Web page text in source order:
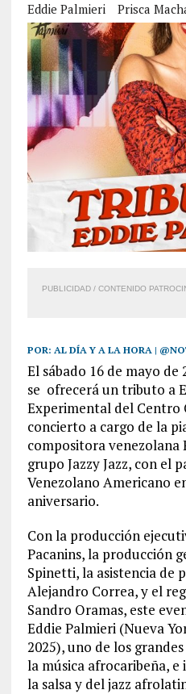
Eddie Palmieri
Prisca
PUBLICIDAD / CONTENIDO
POR: AL DÍA Y A LA HORA |
El sábado 16 de mayo de
se ofrecerá un tributo a
Experimental del Centro
concierto a cargo de la
compositora venezolana
grupo Jazzy Jazz, con el
Venezolano Americano
aniversario.
Con la producción
Pacanins, la producción
Spinetti, la asistencia de
Alejandro Correa, y el
Sandro Oramas, este
Eddie Palmieri (Nueva
2025), uno de los
la música afrocaribeña,
la salsa y del jazz